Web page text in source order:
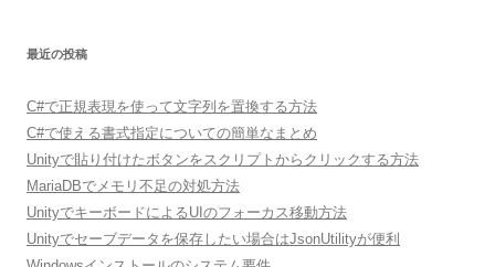
最近の投稿
C#で正規表現を使って文字列を置換する方法
C#で使える書式指定についての簡単なまとめ
Unityで貼り付けたボタンをスクリプトからクリックする方法
MariaDBでメモリ不足の対処方法
UnityでキーボードによるUIのフォーカス移動方法
Unityでセーブデータを保存したい場合はJsonUtilityが便利